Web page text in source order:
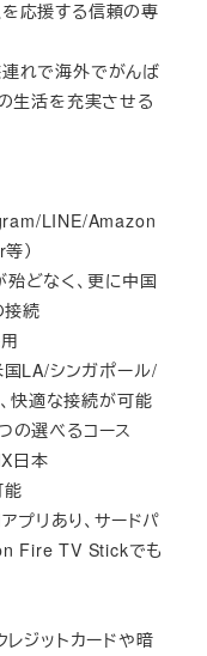
応援する信頼の専
れで海外でがんば
生活を充実させる
LINE/Amazon
）
どなく、更に中国
接続
LA/シンガポール/
快適な接続が可能
の選べるコース
日本
リあり、サードパ
Fire TV Stickでも
ジットカードや暗